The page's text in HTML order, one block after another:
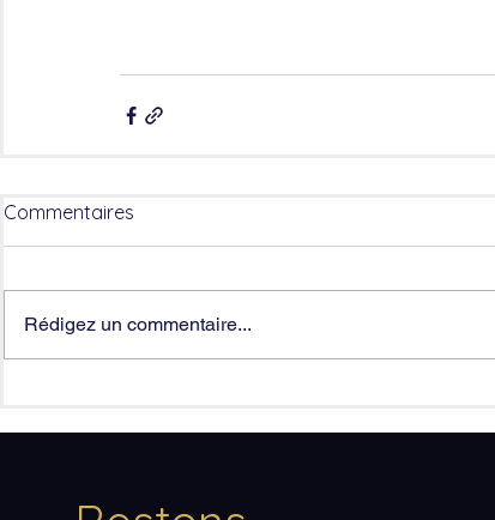
Commentaires
Rédigez un commentaire...